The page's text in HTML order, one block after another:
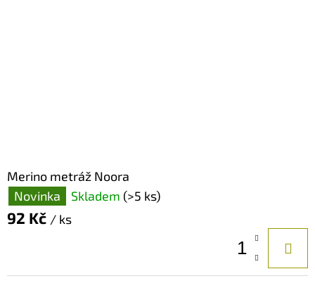
Merino metráž Noora
Novinka
Skladem (>5 ks)
92 Kč / ks